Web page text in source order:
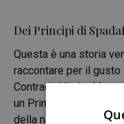
Dei Principi di
Questa è una storia
raccontare per il
Contrada Virzì a
un Principe
della natura, valori